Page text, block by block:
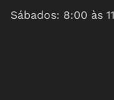
Sábados: 8:00 às